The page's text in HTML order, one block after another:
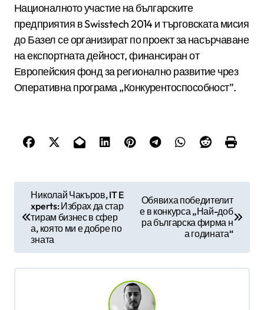
Националното участие на българските
предприятия в Swisstech 2014 и търговската мисия
до Базел се организират по проект за насърчаване
на експортната дейност, финансиран от
Европейския фонд за регионално развитие чрез
Оперативна програма „Конкурентоспособност”.
и
г
Николай Чакъров, IT E
xperts: Избрах да стар
тирам бизнес в сфер
а, която ми е добре по
зната
Обявиха победителит
е в конкурса „Най-доб
ра българска фирма н
а годината“